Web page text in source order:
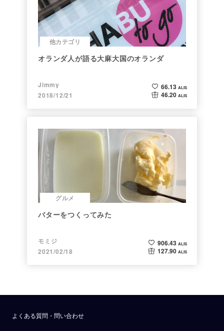
他カテゴリ
オランダ人が語る大麻大国のオランダ
Jimmy
2018/12/21
66.13 ALIS
46.20 ALIS
グルメ
バターをつくってみた
モミジ
2021/02/18
906.43 ALIS
127.90 ALIS
よくある質問・問い合わせ